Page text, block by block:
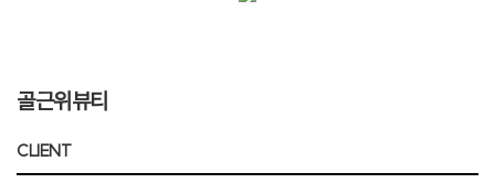
골근위뷰티
CLIENT